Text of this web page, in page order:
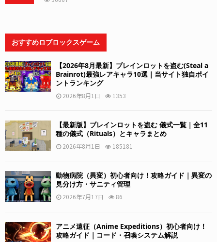
おすすめロブロックスゲーム
【2026年8月最新】ブレインロットを盗む(Steal a
Brainrot)最強レアキャラ10選｜当サイト独自ポイ
ントランキング
2026年8月1日 1353
【最新版】ブレインロットを盗む 儀式一覧｜全11
種の儀式（Rituals）とキャラまとめ
2026年8月1日 185181
動物病院（異変）初心者向け！攻略ガイド｜異変の
見分け方・サニティ管理
2026年7月17日 86
アニメ遠征（Anime Expeditions）初心者向け！
攻略ガイド｜コード・召喚システム解説